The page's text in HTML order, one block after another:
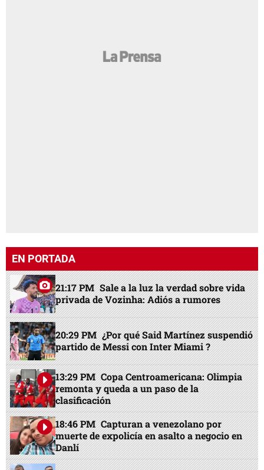
EN PORTADA
21:17 PM Sale a la luz la verdad sobre vida
privada de Vozinha: Adiós a rumores
20:29 PM ¿Por qué Said Martínez suspendió
partido de Messi con Inter Miami ?
13:29 PM Copa Centroamericana: Olimpia
remonta y queda a un paso de la
clasificación
18:46 PM Capturan a venezolano por
muerte de expolicía en asalto a negocio en
Danlí